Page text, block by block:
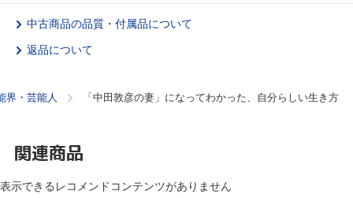
中古商品の品質・付属品について
返品について
界・芸能人 「中田敦彦の妻」になってわかった、自分らしい生き方
関連商品
表示できるレコメンドコンテンツがありません